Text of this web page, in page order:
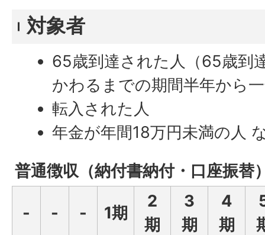
対象者
65歳到達された人（65歳到
かわるまでの期間半年から
転入された人
年金が年間18万円未満の人
普通徴収（納付書納付・口座振替
- - - 1期
2
期
3
期
4
期